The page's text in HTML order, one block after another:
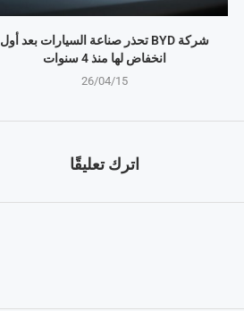
شركة BYD تحذر صناعة السيارات بعد أول
انخفاض لها منذ 4 سنوات
26/04/15
اترك تعليقًا